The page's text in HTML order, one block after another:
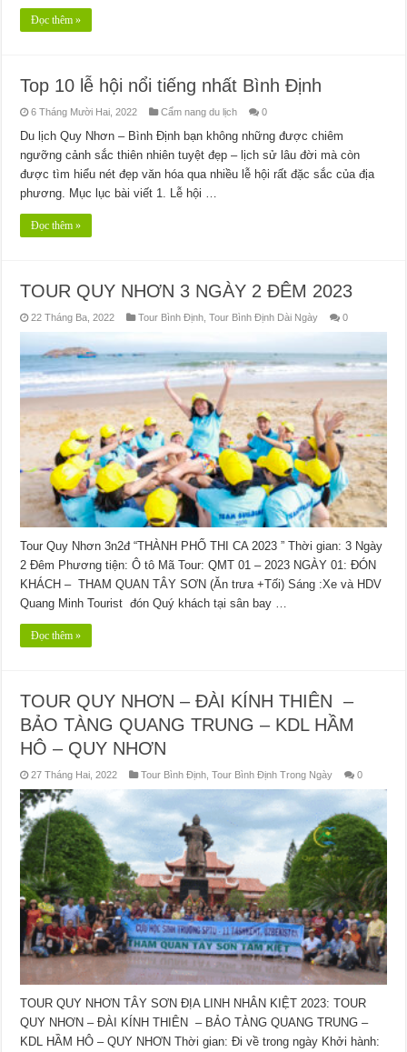
Đọc thêm »
Top 10 lễ hội nổi tiếng nhất Bình Định
6 Tháng Mười Hai, 2022 Cẩm nang du lịch 0
Du lịch Quy Nhơn – Bình Định bạn không những được chiêm
ngưỡng cảnh sắc thiên nhiên tuyệt đẹp – lịch sử lâu đời mà còn
được tìm hiểu nét đẹp văn hóa qua nhiều lễ hội rất đặc sắc của địa
phương. Mục lục bài viết 1. Lễ hội …
Đọc thêm »
TOUR QUY NHƠN 3 NGÀY 2 ĐÊM 2023
22 Tháng Ba, 2022 Tour Bình Định ,Tour Bình Định Dài Ngày 0
Tour Quy Nhơn 3n2đ “THÀNH PHỐ THI CA 2023 ” Thời gian: 3 Ngày
2 Đêm Phương tiện: Ô tô Mã Tour: QMT 01 – 2023 NGÀY 01: ĐÓN
KHÁCH – THAM QUAN TÂY SƠN (Ăn trưa +Tối) Sáng :Xe và HDV
Quang Minh Tourist đón Quý khách tại sân bay …
Đọc thêm »
TOUR QUY NHƠN – ĐÀI KÍNH THIÊN –
BẢO TÀNG QUANG TRUNG – KDL HẦM
HÔ – QUY NHƠN
27 Tháng Hai, 2022 Tour Bình Định ,Tour Bình Định Trong Ngày 0
TOUR QUY NHƠN TÂY SƠN ĐỊA LINH NHÂN KIỆT 2023: TOUR
QUY NHƠN – ĐÀI KÍNH THIÊN – BẢO TÀNG QUANG TRUNG –
KDL HẦM HÔ – QUY NHƠN Thời gian: Đi về trong ngày Khởi hành: